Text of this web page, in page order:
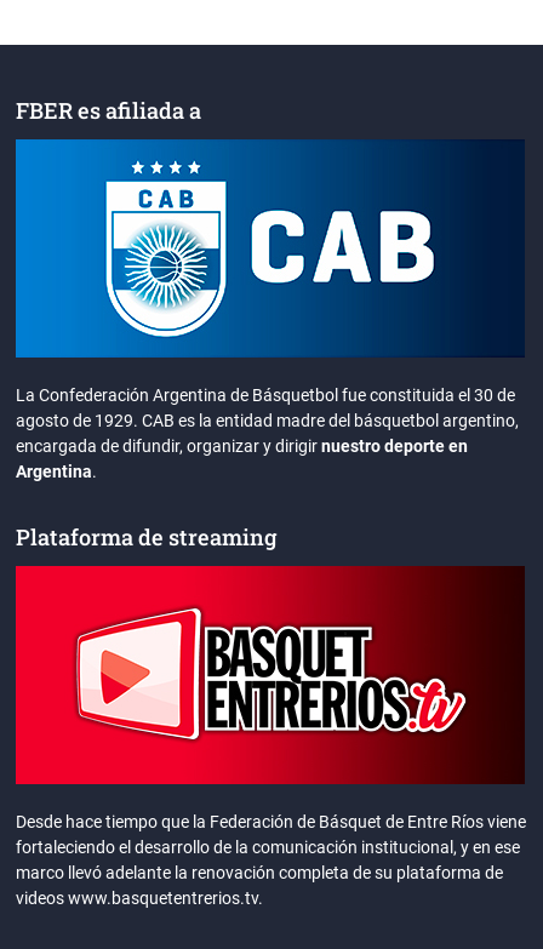
FBER es afiliada a
La Confederación Argentina de Básquetbol fue constituida el 30 de
agosto de 1929. CAB es la entidad madre del básquetbol argentino,
encargada de difundir, organizar y dirigirnuestro deporte en
Argentina.
Plataforma de streaming
Desde hace tiempo que la Federación de Básquet de Entre Ríos viene
fortaleciendo el desarrollo de la comunicación institucional, y en ese
marco llevó adelante la renovación completa de su plataforma de
videos www.basquetentrerios.tv.